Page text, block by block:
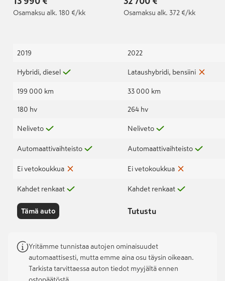
Osamaksu alk. 180 €/kk
2019
Hybridi, diesel
199 000 km
180 hv
Neliveto
Automaattivaihteisto
Ei vetokoukkua
Kahdet renkaat
Tämä auto
Osamaksu alk. 372 €/kk
2022
Lataushybridi, bensiini
33 000 km
264 hv
Neliveto
Automaattivaihteisto
Ei vetokoukkua
Kahdet renkaat
Tutustu
Yritämme tunnistaa autojen ominaisuudet
automaattisesti, mutta emme aina osu täysin oikeaan.
Tarkista tarvittaessa auton tiedot myyjältä ennen